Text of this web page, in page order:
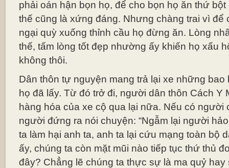
phải oán hận bọn họ, để cho bọn họ ăn thứ
thế cũng là xứng đáng. Nhưng chàng trai vì để
ngại quỳ xuống thỉnh cầu họ đừng ăn. Lòng
thế, tấm lòng tốt đẹp nhường ấy khiến họ xấu
không thôi.
Dân thôn tự nguyện mang trả lại xe những bao
họ đã lấy. Từ đó trở đi, người dân thôn Cách Y
hàng hóa của xe cộ qua lại nữa. Nếu có người
người đứng ra nói chuyện: “Ngẫm lại người
ta làm hại anh ta, anh ta lại cứu mạng toàn bộ
ấy, chúng ta còn mặt mũi nào tiếp tục thứ thủ
đây? Chẳng lẽ chúng ta thực sự là ma quỷ hay